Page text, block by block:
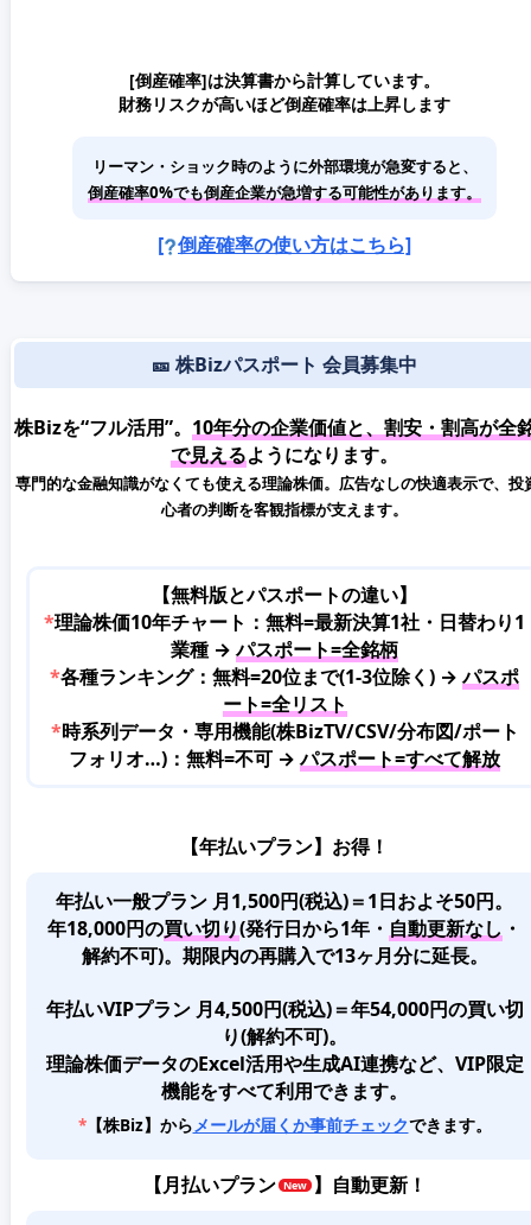
[倒産確率]は決算書から計算しています。
財務リスクが高いほど倒産確率は上昇します
リーマン・ショック時のように外部環境が急変すると、
倒産確率0%でも倒産企業が急増する可能性があります。
[ 倒産確率の使い方はこちら]
🎫 株Bizパスポート 会員募集中
株Bizを“フル活用”。 10年分の企業価値と、割安・割高が全
で見えるようになります。
専門的な金融知識がなくても使える理論株価。広告なしの快適表示で、投
心者の判断を客観指標が支えます。
【無料版とパスポートの違い】
*理論株価10年チャート：無料=最新決算1社・日替わり1
業種 →パスポート=全銘柄
*各種ランキング：無料=20位まで(1-3位除く) →パスポ
ート=全リスト
*時系列データ・専用機能(株BizTV/CSV/分布図/ポート
フォリオ…)：無料=不可 →パスポート=すべて解放
【年払いプラン】お得！
年払い一般プラン 月1,500円(税込)＝1日およそ50円。
年18,000円の買い切り(発行日から1年・ 自動更新なし ・
解約不可)。期限内の再購入で13ヶ月分に延長。
年払いVIPプラン 月4,500円(税込)＝年54,000円の買い切
り(解約不可)。
理論株価データのExcel活用や生成AI連携など、VIP限定
機能をすべて利用できます。
*【株Biz】から メールが届くか事前チェックできます。
【月払いプラン 】自動更新！